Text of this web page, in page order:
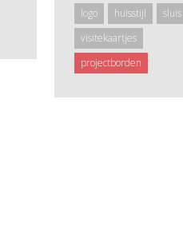
logo huisstijl
sluis
visitekaartjes
projectborden